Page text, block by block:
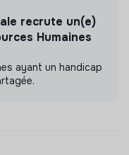
recrute un(e)
Humaines
ayant un handicap